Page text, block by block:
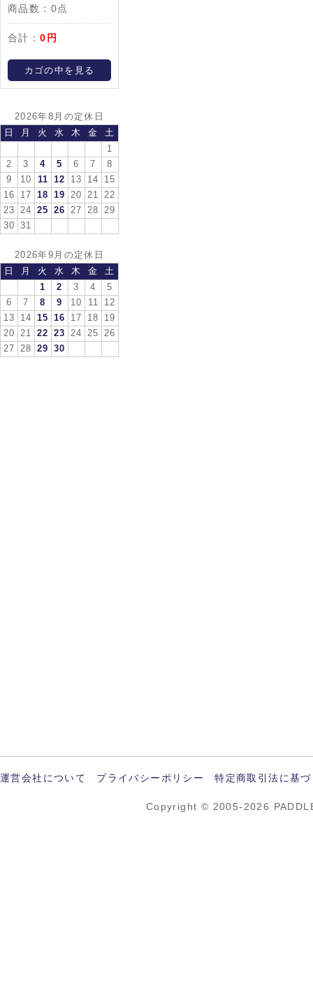
商品数： 0点
合計：0円
カゴの中を見る
2026年8月の定休日
日
月 火 水 木 金
土
1
2
3 4 5 6 7
8
9
10 11 12 13 14
15
16
17 18 19 20 21
22
23
24 25 26 27 28
29
30
31
2026年9月の定休日
日
月 火 水 木 金
土
1
2 3 4
5
6
7 8 9 10 11
12
13
14 15 16 17 18
19
20
21 22 23 24 25
26
27
28 29 30
運営会社について プライバシーポリシー 特定商取引法に基
Copyright © 2005-2026